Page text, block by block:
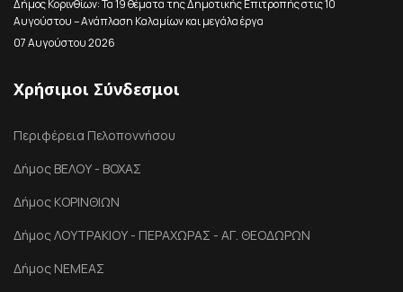
Δήμος Κορινθίων: Τα 19 θέματα της Δημοτικής Επιτροπής στις 10
Αυγούστου – Ανάπλαση Καλαμίων και μεγάλα έργα
07 Αυγούστου 2026
Χρήσιμοι Σύνδεσμοι
Περιφέρεια Πελοποννήσου
Δήμος ΒΕΛΟΥ - ΒΟΧΑΣ
Δήμος ΚΟΡΙΝΘΙΩΝ
Δήμος ΛΟΥΤΡΑΚΙΟΥ - ΠΕΡΑΧΩΡΑΣ - ΑΓ. ΘΕΟΔΩΡΩΝ
Δήμος ΝΕΜΕΑΣ